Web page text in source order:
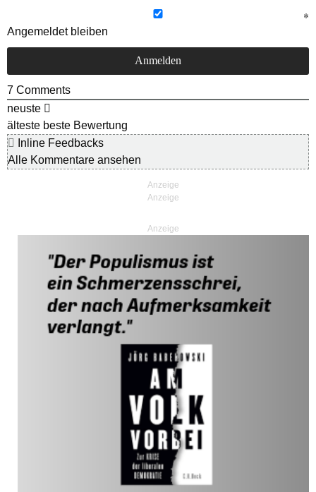
Angemeldet bleiben
7 Comments
neuste
älteste beste Bewertung
Inline Feedbacks
Alle Kommentare ansehen
Anzeige